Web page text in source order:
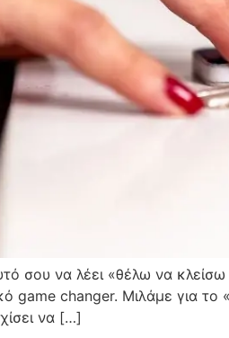
σου να λέει «θέλω να
game changer. Μιλάμε για
να […]